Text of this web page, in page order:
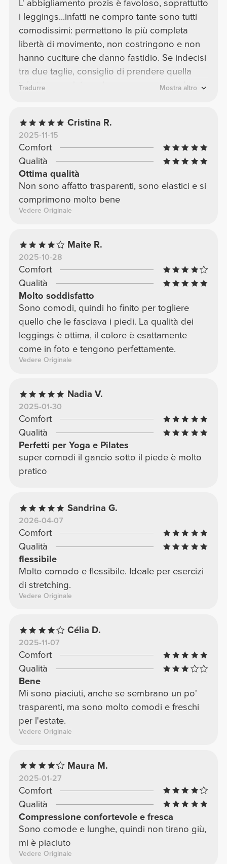
L' abbigliamento prozis è favoloso, soprattutto
i leggings...infatti ne compro tante sono tutti
comodissimi: permettono la più completa
libertà di movimento, non costringono e non
hanno cuciture che danno fastidio. Se indecisi
tra due taglie, consiglio di prendere quella
inferiore perché, anche se possono sembrare
Tradurre Mostra altro
Cristina R.
2025-11-15
Comfort
Qualità
Ottima qualità
Non sono affatto trasparenti, sono elastici e si
comprimono molto bene
Vedere Originale
Maite R.
2025-10-28
Comfort
Qualità
Molto soddisfatto
Sono comodi, quindi ho finito per togliere
quello che le fasciava i piedi. La qualità dei
leggings è ottima, il colore è esattamente
come in foto e tengono perfettamente.
Vedere Originale
Nadia V.
2025-01-30
Comfort
Qualità
Perfetti per Yoga e Pilates
super comodi il gancio sotto il piede è molto
pratico
Sandrina G.
2026-04-07
Comfort
Qualità
flessibile
Molto comodo e flessibile. Ideale per esercizi
di stretching.
Vedere Originale
Célia D.
2025-11-07
Comfort
Qualità
Bene
Mi sono piaciuti, anche se sembrano un po'
trasparenti, ma sono molto comodi e freschi
per l'estate.
Vedere Originale
Maura M.
2025-01-27
Comfort
Qualità
Compressione confortevole e fresca
Sono comode e lunghe, quindi non tirano giù,
mi è piaciuto
Vedere Originale